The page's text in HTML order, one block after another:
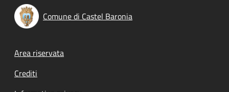
Comune di Castel Baronia
Footer menu
Area riservata
Crediti